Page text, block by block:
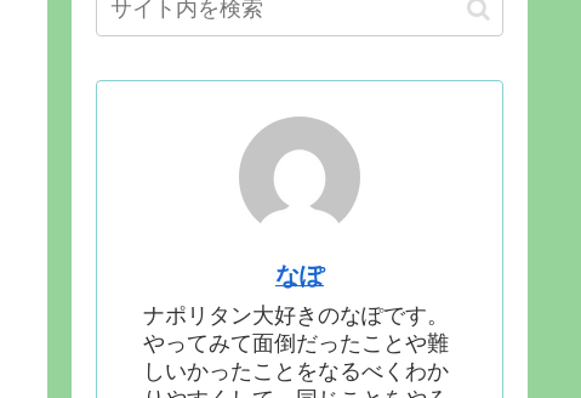
なぽ
ナポリタン大好きのなぽです。
やってみて面倒だったことや難
しいかったことをなるべくわか